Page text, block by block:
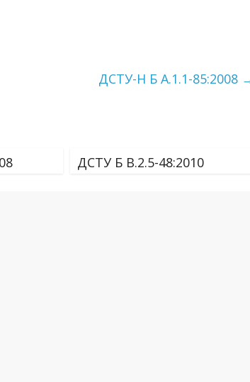
ДСТУ-Н Б А.1.1-85:2008
ДСТУ Б В.2.5-48:2010